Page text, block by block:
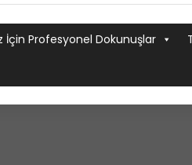
İçin Profesyonel Dokunuşlar